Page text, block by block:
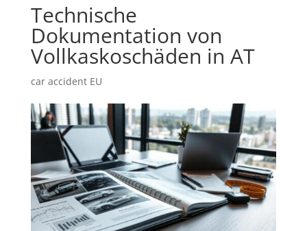
Technische
Dokumentation von
Vollkaskoschäden in AT
car accident EU